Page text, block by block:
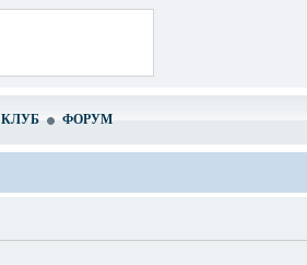
КЛУБ ФОРУМ